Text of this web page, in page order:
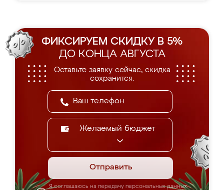
ФИКСИРУЕМ СКИДКУ В 5%
ДО КОНЦА АВГУСТА
Оставьте заявку сейчас, скидка
сохранится.
Желаемый бюджет
Отправить
Я соглашаюсь на передачу персональных данных